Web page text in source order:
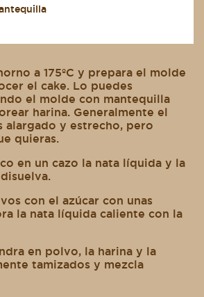
a 175ºC y prepara el molde
el cake. Lo puedes
el molde con mantequilla
harina. Generalmente el
alargado y estrecho, pero
quieras.
en un cazo la nata líquida y la
con el azúcar con unas
la nata líquida caliente con la
en polvo, la harina y la
tamizados y mezcla